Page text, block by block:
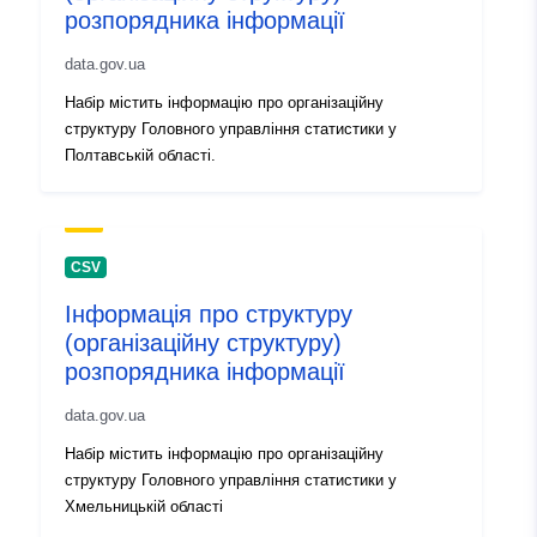
1896bd0f7b9b
uriRef:
0da6-45a4-b94a-1896bd0f7b9b
Infos sur la
розпорядника інформації
data.gov.ua
Набір містить інформацію про організаційну
структуру Головного управління статистики у
Полтавській області.
CSV
Інформація про структуру
(організаційну структуру)
розпорядника інформації
data.gov.ua
Набір містить інформацію про організаційну
структуру Головного управління статистики y
Хмельницькій області